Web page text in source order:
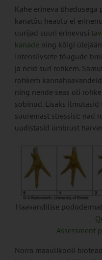
Kahe erineva
kanatõu heaolu ei
uurijad suuri erinevusi
kanade ning kõigi
Intensiivsete tõugude
ja neid suri rohkem.
rohkem
ning nende seas oli
sobinud. Lisaks
suuremast stressist: nad
uudistasid ümbrust
Haavandilise
Assessment
Norra maaülikooli